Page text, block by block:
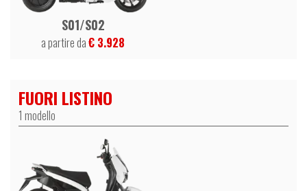
S01/S02
a partire da€ 3.928
FUORI LISTINO
1 modello